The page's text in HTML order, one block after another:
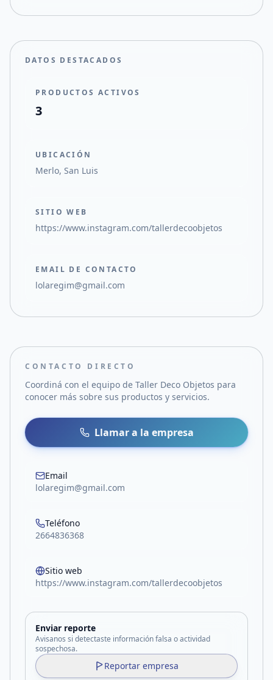
DATOS DESTACADOS
PRODUCTOS ACTIVOS
3
UBICACIÓN
Merlo, San Luis
SITIO WEB
https://www.instagram.com/tallerdecoobjetos
EMAIL DE CONTACTO
lolaregim@gmail.com
CONTACTO DIRECTO
Coordiná con el equipo de Taller Deco Objetos para
conocer más sobre sus productos y servicios.
Llamar a la empresa
Email
lolaregim@gmail.com
Teléfono
2664836368
Sitio web
https://www.instagram.com/tallerdecoobjetos
Enviar reporte
Avisanos si detectaste información falsa o actividad
sospechosa.
Reportar empresa